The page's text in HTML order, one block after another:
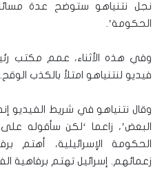
نجل نتنياهو ستوضح عدة
الحكومة’.
وفي هذه الأثناء، عمم مكتب
فيديو لنتنياهو امتلأ بالكذب الوقح.
وقال نتنياهو في شريط الفيديو
البعض’، زاعما ‘لكن سأقوله
الحكومة الإسرائيلية، أهتم
زعمائهم. إسرائيل تهتم برفاهية